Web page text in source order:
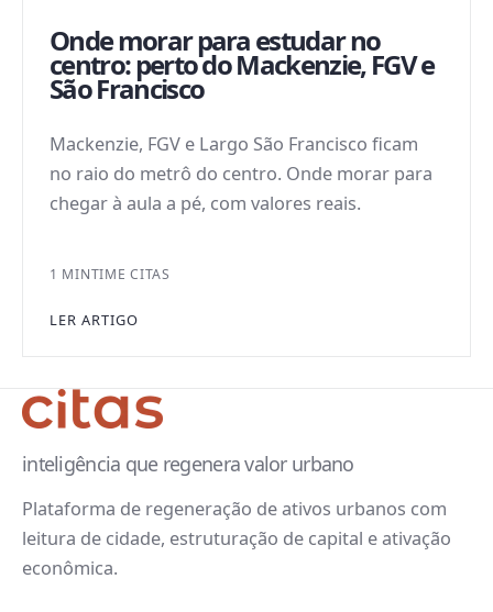
Onde morar para estudar no
centro: perto do Mackenzie, FGV e
São Francisco
Mackenzie, FGV e Largo São Francisco ficam
no raio do metrô do centro. Onde morar para
chegar à aula a pé, com valores reais.
1 MINTIME CITAS
LER ARTIGO
inteligência que regenera valor urbano
Plataforma de regeneração de ativos urbanos com
leitura de cidade, estruturação de capital e ativação
econômica.